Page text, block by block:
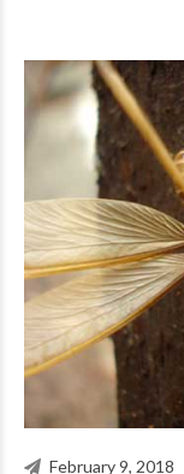
February 9, 2018